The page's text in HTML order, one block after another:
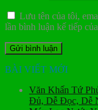
Lưu tên của tôi,
lần bình luận kế tiếp
BÀI VIẾT MỚI
Văn Khấn Tứ
Đủ, Dễ Đọc, Dễ